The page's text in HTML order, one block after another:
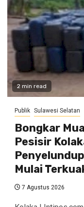
2 min read
Publik Sulawesi Selatan
Bongkar
Pesisir
Mulai
7 Agustus 2026